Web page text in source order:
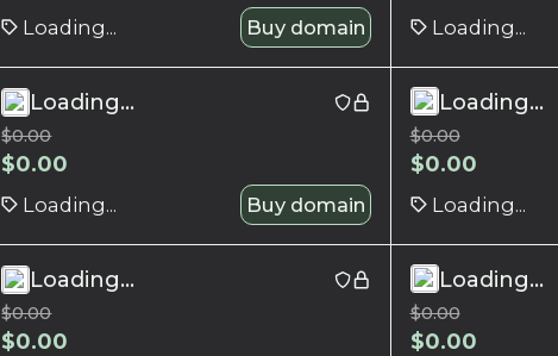
Loading... Buy domain Loading...
Loading...
$0.00
$0.00
Loading... Buy domain
Loading...
$0.00
$0.00
Loading...
Loading...
$0.00
$0.00
Loading...
$0.00
$0.00